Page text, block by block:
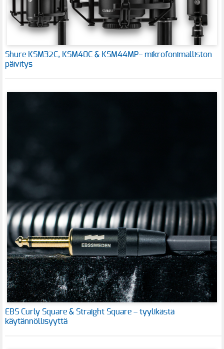
Shure KSM32C, KSM40C & KSM44MP– mikrofonimalliston
päivitys
EBS Curly Square & Straight Square – tyylikästä
käytännöllisyyttä